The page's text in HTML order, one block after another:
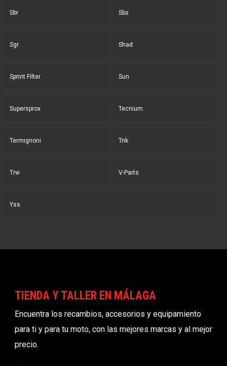
Sbr Sbs
Sgr Shad
Sprint Filter Sun
Supersprox Tecnium
Termignoni Tnk
Trw V-Parts
Yss
TIENDA Y TALLER EN MÁLAGA
Encuentra los recambios, accesorios y equipamiento
para ti y para tu moto, con las mejores marcas y al mejor
precio.